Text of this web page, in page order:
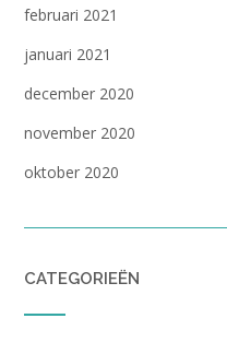
februari 2021
januari 2021
december 2020
november 2020
oktober 2020
CATEGORIEËN